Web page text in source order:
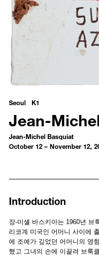
Seoul K1
Jean-
Jean-Michel Basquiat
October 12 – November 12,
Installation Views
Introduction
장-미셸 바스키아는 1960년 브
리코계 미국인 어머니 사이에
에 조예가 깊었던 어머니의 영
했고 그녀의 손에 이끌려 브룩